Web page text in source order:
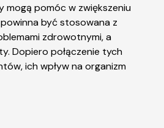
mogą pomóc w zwiększeniu
być stosowana z
zdrowotnymi, a
Dopiero połączenie tych
ich wpływ na organizm